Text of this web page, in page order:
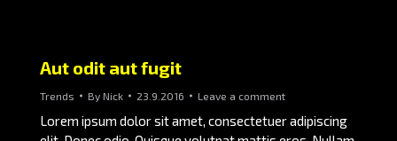
Aut odit aut fugit
Trends By Nick 23.9.2016 Leave a comment
Lorem ipsum dolor sit amet, consectetuer adipiscing